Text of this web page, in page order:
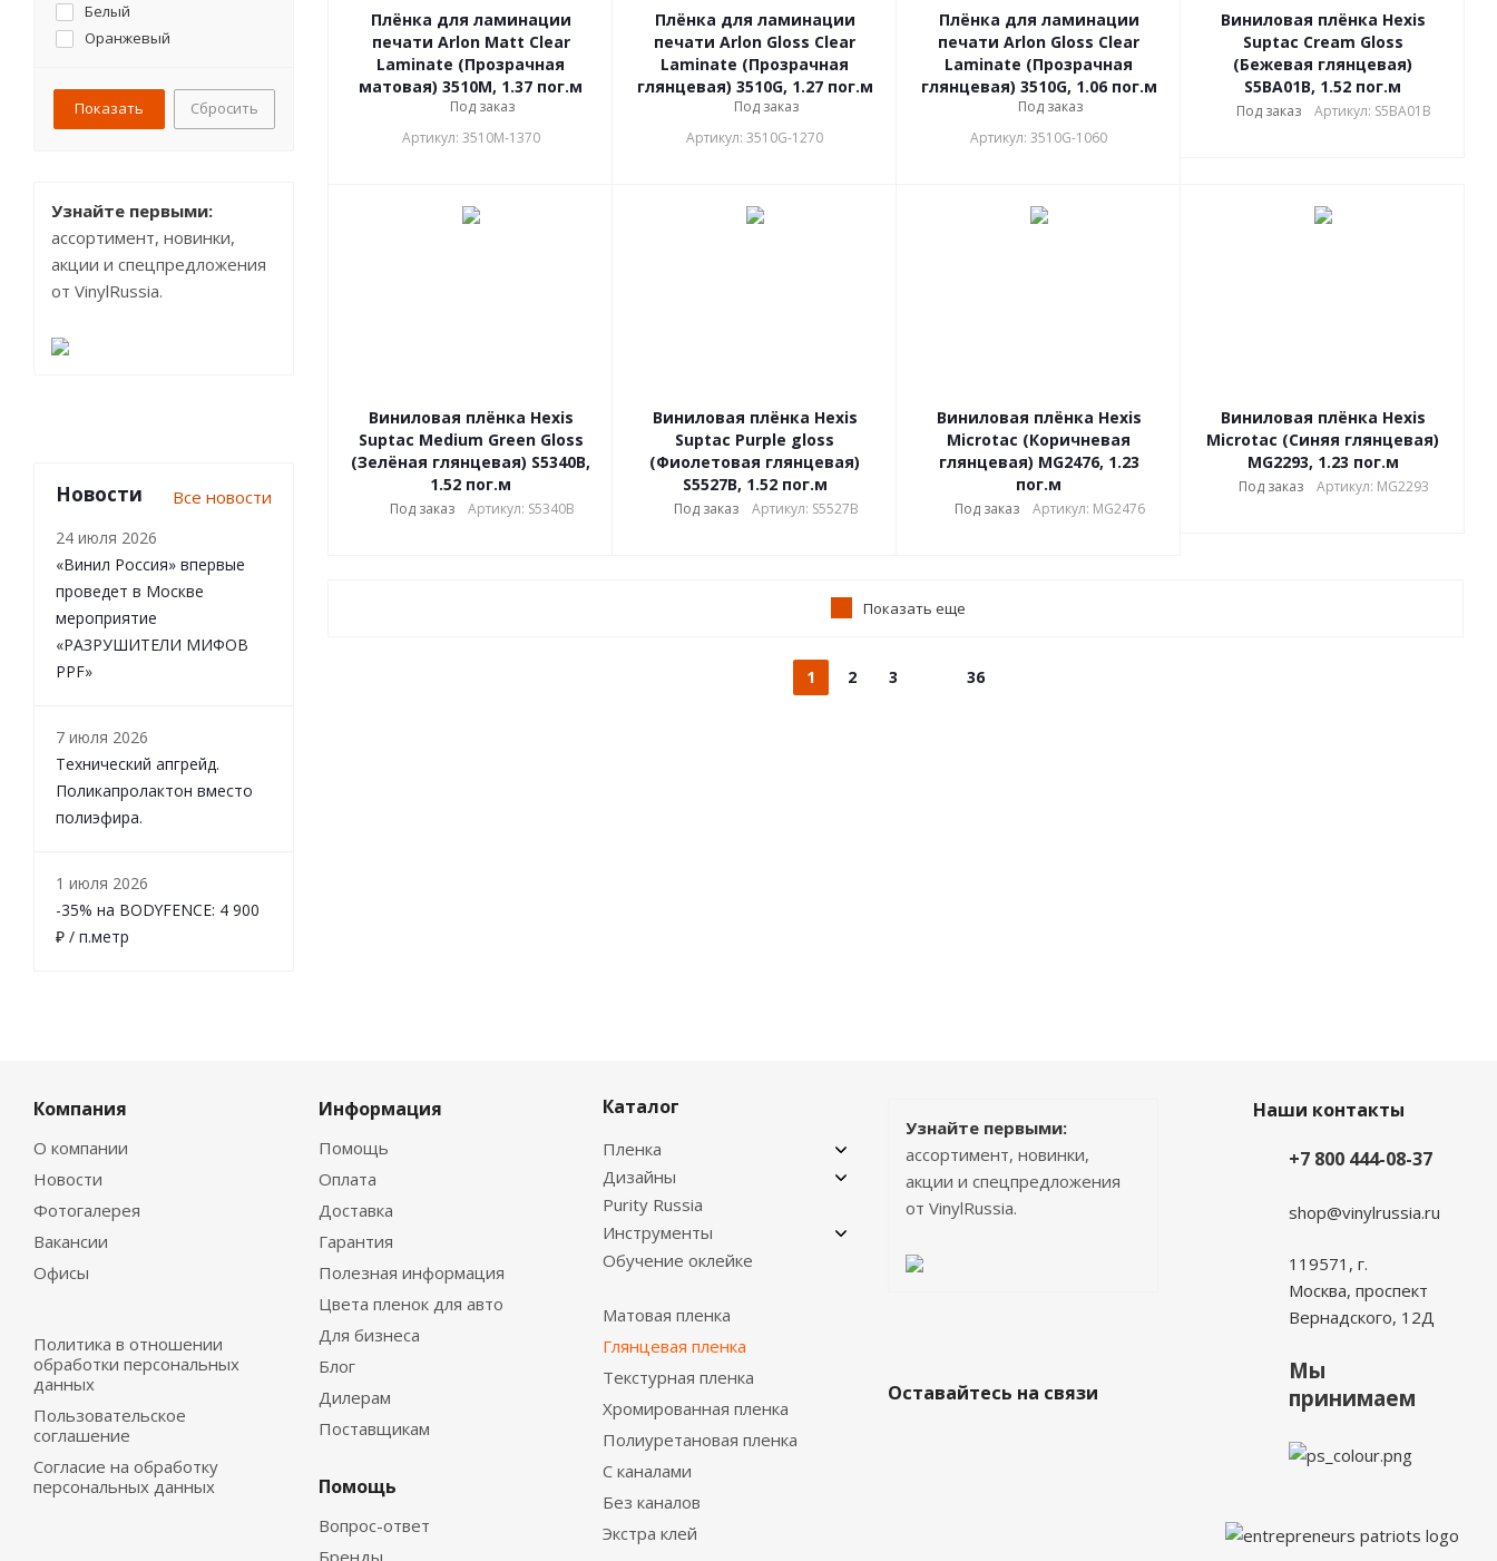
Плёнка для ламинации
печати Arlon Matt Clear
Laminate (Прозрачная
матовая) 3510M, 1.37 пог.м
Под заказ
Артикул: 3510M-1370
Плёнка для ламинации
печати Arlon Gloss Clear
Laminate (Прозрачная
глянцевая) 3510G, 1.27 пог.м
Под заказ
Артикул: 3510G-1270
Плёнка для ламинации
печати Arlon Gloss Clear
Laminate (Прозрачная
глянцевая) 3510G, 1.06 пог.м
Под заказ
Артикул: 3510G-1060
Виниловая плёнка Hexis
Suptac Cream Gloss
(Бежевая глянцевая)
S5BA01B, 1.52 пог.м
Под заказ Артикул: S5BA01B
Виниловая плёнка Hexis
Suptac Medium Green Gloss
(Зелёная глянцевая) S5340B,
1.52 пог.м
Под заказ Артикул: S5340B
Виниловая плёнка Hexis
Suptac Purple gloss
(Фиолетовая глянцевая)
S5527B, 1.52 пог.м
Под заказ Артикул: S5527B
Виниловая плёнка Hexis
Microtac (Коричневая
глянцевая) MG2476, 1.23
пог.м
Под заказ Артикул: MG2476
Виниловая плёнка Hexis
Microtac (Синяя глянцевая)
MG2293, 1.23 пог.м
Под заказ Артикул: MG2293
Показать еще
1 2 3 36
Белый
Оранжевый
Тиффани
Фиолетовый
Бирюзовый
Жёлтый
Медный
Сбросить
Узнайте первыми:
ассортимент, новинки,
акции и спецпредложения
от VinylRussia.
Новости Все новости
24 июля 2026
«Винил Россия» впервые
проведет в Москве
мероприятие
«РАЗРУШИТЕЛИ МИФОВ
PPF»
7 июля 2026
Технический апгрейд.
Поликапролактон вместо
полиэфира.
1 июля 2026
-35% на BODYFENCE: 4 900
₽ / п.метр
Компания
О компании
Новости
Фотогалерея
Вакансии
Офисы
Политика в отношении
обработки персональных
данных
Пользовательское
соглашение
Согласие на обработку
персональных данных
Информация
Помощь
Оплата
Доставка
Гарантия
Полезная информация
Цвета пленок для авто
Для бизнеса
Блог
Дилерам
Поставщикам
Помощь
Вопрос-ответ
Каталог
Пленка
Дизайны
Purity Russia
Инструменты
Обучение оклейке
Матовая пленка
Глянцевая пленка
Текстурная пленка
Хромированная пленка
Полиуретановая пленка
С каналами
Без каналов
Экстра клей
Узнайте первыми:
ассортимент, новинки,
акции и спецпредложения
от VinylRussia.
Оставайтесь на связи
Наши контакты
+7 800 444-08-37
shop@vinylrussia.ru
119571,г.
Москва, проспект
Вернадского, 12Д
Мы
принимаем